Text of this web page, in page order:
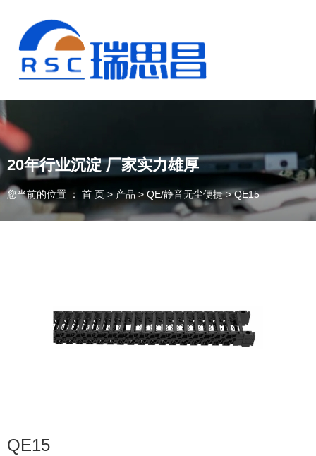
20年行业沉淀 厂家实力雄厚
您当前的位置 ： 首 页 > 产品 > QE/静音无尘便捷 >QE15
QE15